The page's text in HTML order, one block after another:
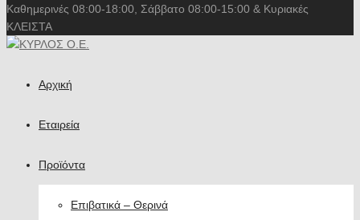
Καθημερινές 08:00-18:00, Σάββατο 08:00-15:00 & Κυριακές
ΚΛΕΙΣΤΑ
Αρχική
Εταιρεία
Προϊόντα
Επιβατικά – Θερινά